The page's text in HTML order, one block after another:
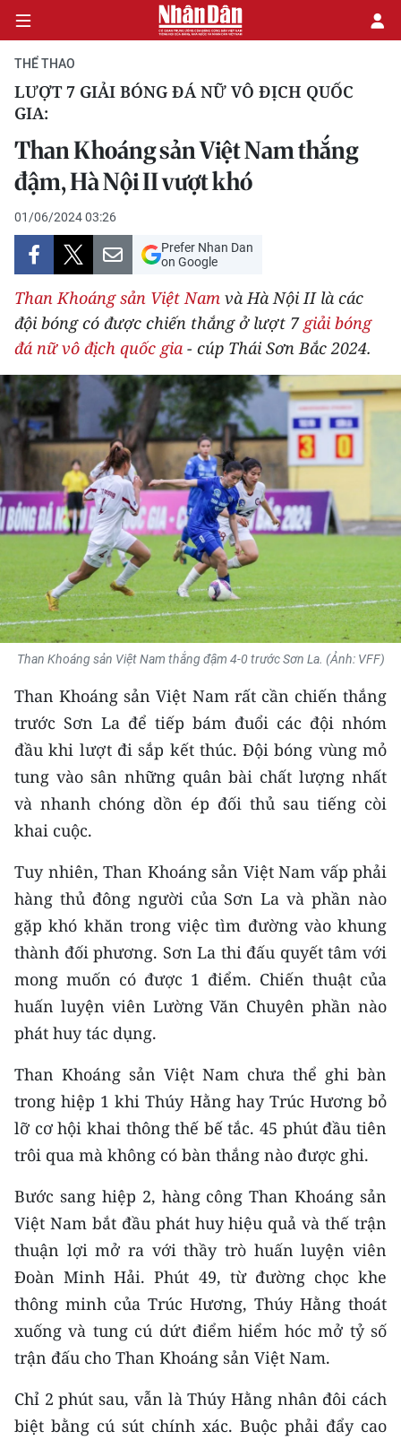
CHÍNH TRỊ
KINH TẾ
VĂN HÓA
XÃ HỘI
PHÁP LUẬT
DU LỊCH
THẾ GIỚI
THỂ THAO
GIÁO DỤC
Y TẾ
KHOA HỌC - CÔNG NGHỆ
MÔI TRƯỜNG
BẠN ĐỌC
TRI THỨC CHUYÊN SÂU
54 DÂN TỘC VIỆT NAM
CHƯƠNG TRÌNH OCOP - MỖI XÃ
MỘT SẢN PHẨM
RADIO
MEDIA CENTER
E-Magazine
Video
Media Kinh tế
Media Văn hóa
Media Pháp luật
Media Du lịch
Media Thể thao
Media Giáo dục
Media Y tế
THỂ THAO
LƯỢT 7 GIẢI BÓNG ĐÁ NỮ VÔ ĐỊCH QUỐC
GIA:
Than Khoáng sản Việt Nam thắng
đậm, Hà Nội II vượt khó
01/06/2024 03:26
Prefer Nhan Dan
on Google
Than Khoáng sản Việt Nam và Hà Nội II là các
đội bóng có được chiến thắng ở lượt 7 giải bóng
đá nữ vô địch quốc gia - cúp Thái Sơn Bắc 2024.
Than Khoáng sản Việt Nam thắng đậm 4-0 trước Sơn La. (Ảnh: VFF)
Than Khoáng sản Việt Nam rất cần chiến thắng
trước Sơn La để tiếp bám đuổi các đội nhóm
đầu khi lượt đi sắp kết thúc. Đội bóng vùng mỏ
tung vào sân những quân bài chất lượng nhất
và nhanh chóng dồn ép đối thủ sau tiếng còi
khai cuộc.
Tuy nhiên, Than Khoáng sản Việt Nam vấp phải
hàng thủ đông người của Sơn La và phần nào
gặp khó khăn trong việc tìm đường vào khung
thành đối phương. Sơn La thi đấu quyết tâm với
mong muốn có được 1 điểm. Chiến thuật của
huấn luyện viên Lường Văn Chuyên phần nào
phát huy tác dụng.
Than Khoáng sản Việt Nam chưa thể ghi bàn
trong hiệp 1 khi Thúy Hằng hay Trúc Hương bỏ
lỡ cơ hội khai thông thế bế tắc. 45 phút đầu tiên
trôi qua mà không có bàn thắng nào được ghi.
Bước sang hiệp 2, hàng công Than Khoáng sản
Việt Nam bắt đầu phát huy hiệu quả và thế trận
thuận lợi mở ra với thầy trò huấn luyện viên
Đoàn Minh Hải. Phút 49, từ đường chọc khe
thông minh của Trúc Hương, Thúy Hằng thoát
xuống và tung cú dứt điểm hiểm hóc mở tỷ số
trận đấu cho Than Khoáng sản Việt Nam.
Chỉ 2 phút sau, vẫn là Thúy Hằng nhân đôi cách
biệt bằng cú sút chính xác. Buộc phải đẩy cao